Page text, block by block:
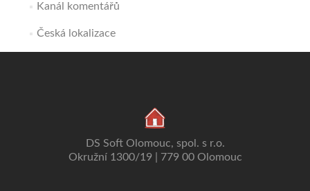
Kanál komentářů
Česká lokalizace
DS Soft Olomouc, spol. s r.o.
Okružní 1300/19 | 779 00 Olomouc